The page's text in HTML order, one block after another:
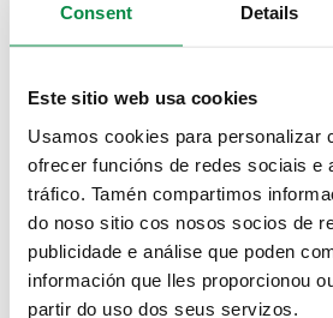
Consent Details
Este sitio web usa cookies
Usamos cookies para personalizar
ofrecer funcións de redes sociais e
tráfico. Tamén compartimos
do noso sitio cos nosos socios de
publicidade e análise que poden
información que lles proporcionou
partir do uso dos seus servizos.